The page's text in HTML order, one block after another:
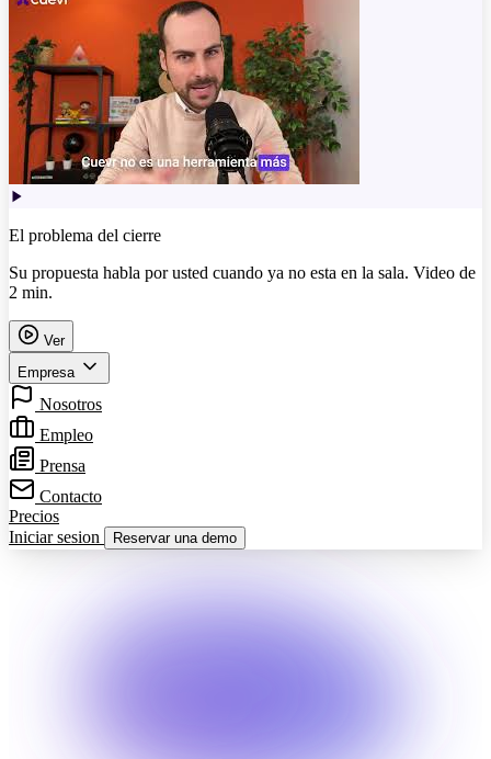
El problema del cierre
Su propuesta habla por usted cuando ya no esta en la sala. Video de
2 min.
Ver
Empresa
Nosotros
Empleo
Prensa
Contacto
Precios
Iniciar sesion
Reservar una demo